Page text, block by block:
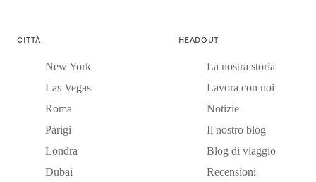
CITTÀ
New York
Las Vegas
Roma
Parigi
Londra
Dubai
HEADOUT
La nostra storia
Lavora con noi
Notizie
Il nostro blog
Blog di viaggio
Recensioni